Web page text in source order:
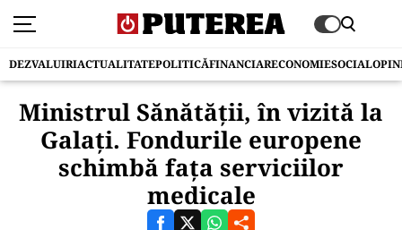
DEZVALUIRIACTUALITATEPOLITICĂFINANCIARECONOMIESOCIAL
Ministrul Sănătății, în vizită la
Galați. Fondurile europene
schimbă fața serviciilor
medicale